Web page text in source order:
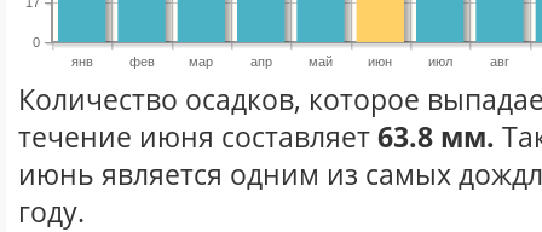
янв фев мар апр май июн июл авг
0
Количество осадков, которое
течение июня составляет63.8 мм.
июнь является одним из самых
году.